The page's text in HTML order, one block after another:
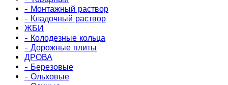
- Монтажный раствор
- Кладочный раствор
ЖБИ
- Колодезные кольца
- Дорожные плиты
ДРОВА
- Березовые
- Ольховые